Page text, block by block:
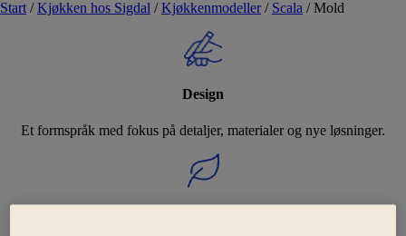
Start / Kjøkken hos Sigdal / Kjøkkenmodeller / Scala / Mold
Design
Et formspråk med fokus på detaljer, materialer og nye løsninger.